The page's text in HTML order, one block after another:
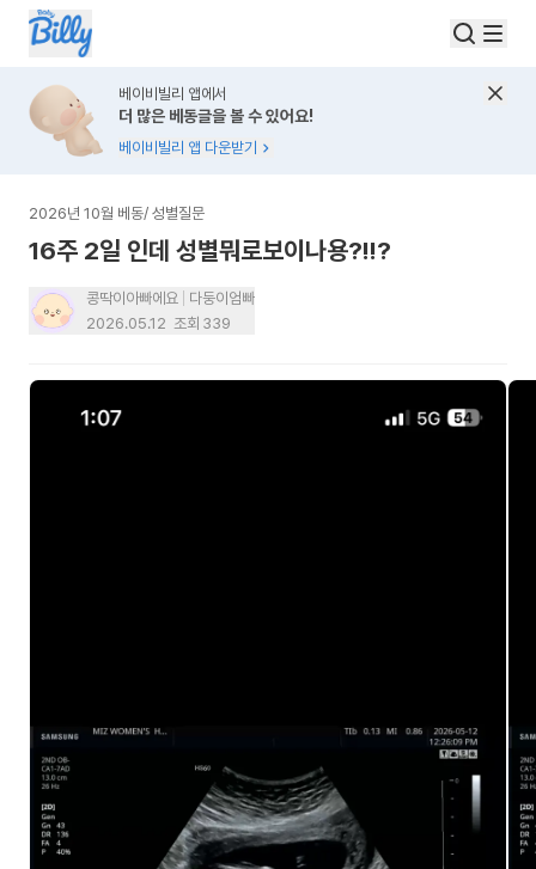
베이비빌리 앱에서
더 많은 베동글을 볼 수 있어요!
베이비빌리 앱 다운받기
2026년 10월 베동/ 성별질문
16주 2일 인데 성별뭐로보이나용?!!?
콩딱이아빠에요
다둥이엄빠
2026.05.12 조회 339